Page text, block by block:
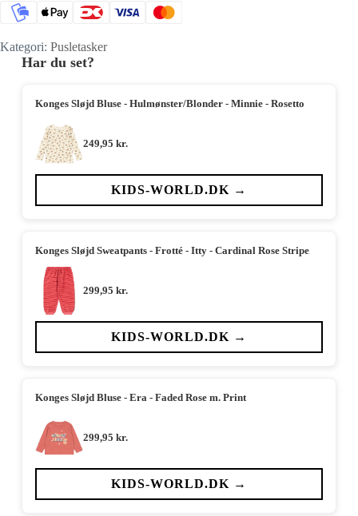
Kategori: Pusletasker
Har du set?
Konges Sløjd Bluse - Hulmønster/Blonder - Minnie - Rosetto
249,95 kr.
KIDS-WORLD.DK →
Konges Sløjd Sweatpants - Frotté - Itty - Cardinal Rose Stripe
299,95 kr.
KIDS-WORLD.DK →
Konges Sløjd Bluse - Era - Faded Rose m. Print
299,95 kr.
KIDS-WORLD.DK →